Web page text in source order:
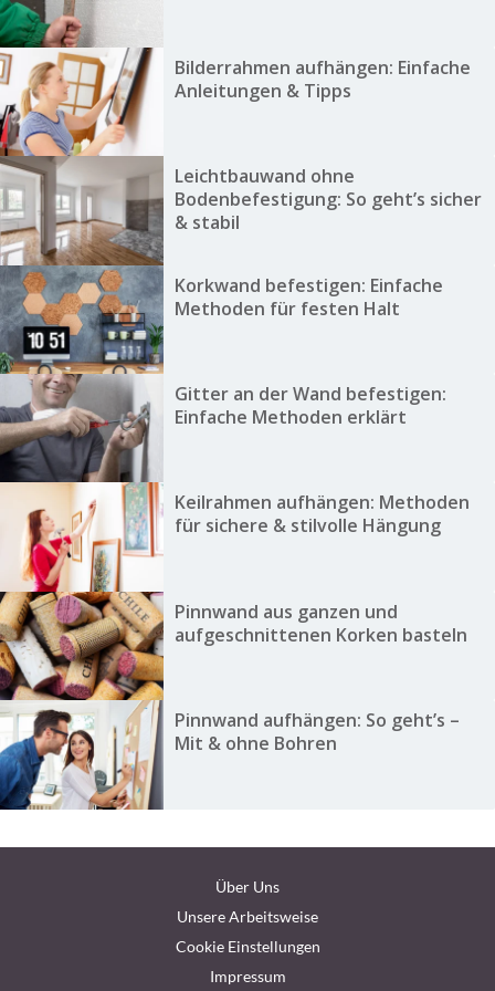
Bilderrahmen aufhängen: Einfache
Anleitungen & Tipps
Leichtbauwand ohne
Bodenbefestigung: So geht’s sicher
& stabil
Korkwand befestigen: Einfache
Methoden für festen Halt
Gitter an der Wand befestigen:
Einfache Methoden erklärt
Keilrahmen aufhängen: Methoden
für sichere & stilvolle Hängung
Pinnwand aus ganzen und
aufgeschnittenen Korken basteln
Pinnwand aufhängen: So geht’s –
Mit & ohne Bohren
Über Uns
Unsere Arbeitsweise
Cookie Einstellungen
Impressum